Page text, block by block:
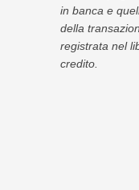
in banca e
della
registrata nel
credito.